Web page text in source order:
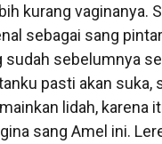
kurang vaginanya.
sebagai sang
sudah sebelumnya
pasti akan suka,
lidah, karena
sang Amel ini.